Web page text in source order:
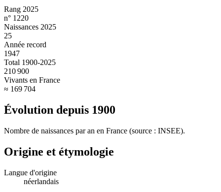
Rang 2025
n° 1220
Naissances 2025
25
Année record
1947
Total 1900-2025
210 900
Vivants en France
≈ 169 704
Évolution depuis 1900
Nombre de naissances par an en France (source : INSEE).
Origine et étymologie
Langue d'origine
néerlandais